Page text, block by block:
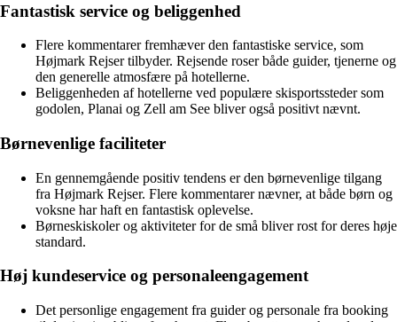
Fantastisk service og beliggenhed
Flere kommentarer fremhæver den fantastiske service, som
Højmark Rejser tilbyder. Rejsende roser både guider, tjenerne og
den generelle atmosfære på hotellerne.
Beliggenheden af hotellerne ved populære skisportssteder som
godolen, Planai og Zell am See bliver også positivt nævnt.
Børnevenlige faciliteter
En gennemgående positiv tendens er den børnevenlige tilgang
fra Højmark Rejser. Flere kommentarer nævner, at både børn og
voksne har haft en fantastisk oplevelse.
Børneskiskoler og aktiviteter for de små bliver rost for deres høje
standard.
Høj kundeservice og personaleengagement
Det personlige engagement fra guider og personale fra booking